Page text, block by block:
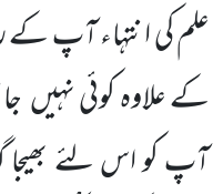
علم کی انتہاء آپ
کے علاوہ کوئی نہیں
آپ کو اس لئے